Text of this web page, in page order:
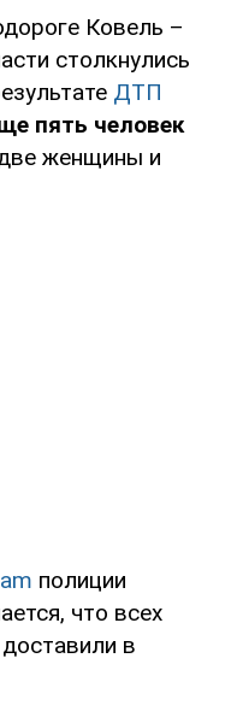
Ковель –
столкнулись
ДТП
пять человек
женщины и
полиции
что всех
в